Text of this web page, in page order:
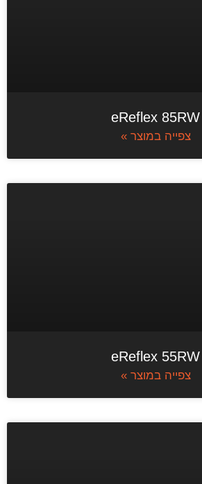
eReflex 85RW
צפייה במוצר »
eReflex 55RW
צפייה במוצר »